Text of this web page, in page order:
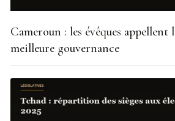
Cameroun : les évêques appellent
meilleure gouvernance